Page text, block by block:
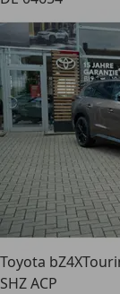
Toyota bZ4X
SHZ ACP